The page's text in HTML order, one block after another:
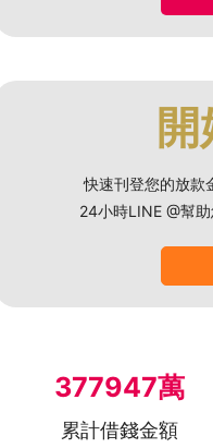
快速刊登您的放款
24小時LINE @幫
377947萬
累計借錢金額